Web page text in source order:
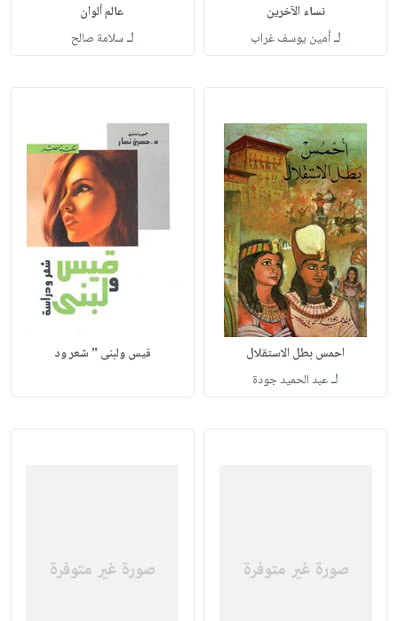
نساء الآخرين
لـأمين يوسف غراب
عالم ألوان
لـسلامة صالح
احمس بطل الاستقلال
لـعبد الحميد جودة
قيس ولبنى " شعر ود